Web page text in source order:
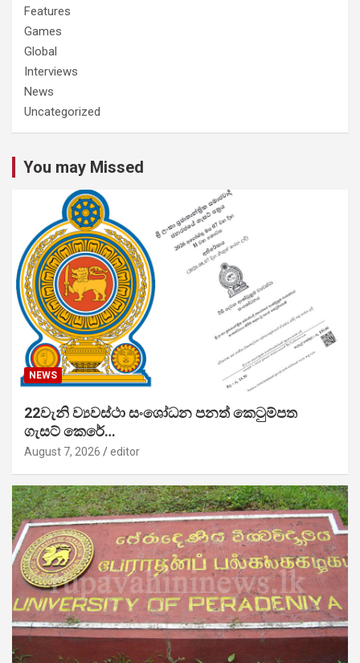
Features
Games
Global
Interviews
News
Uncategorized
You may Missed
NEWS
22වැනි ව්‍යවස්ථා සංශෝධන පනත් කෙටුම්පත
ගැසට් කෙරේ…
August 7, 2026 editor